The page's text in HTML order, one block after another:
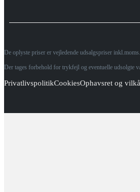
De oplyste priser er vejledende udsalgspriser inkl.moms.
Der tages forbehold for trykfejl og eventuelle udsolgte
PrivatlivspolitikCookiesOphavsret og